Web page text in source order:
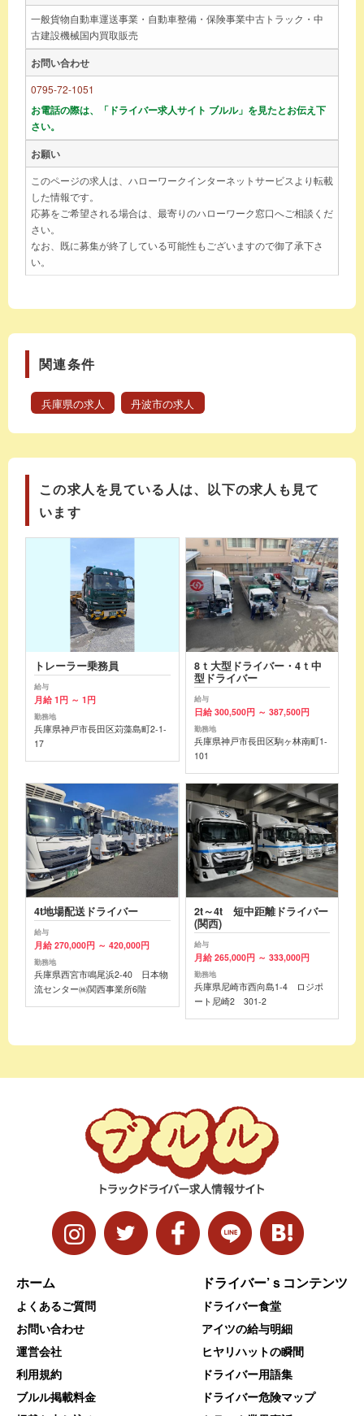
一般貨物自動車運送事業・自動車整備・保険事業中古トラック・中
古建設機械国内買取販売
お問い合わせ
0795-72-1051
お電話の際は、「ドライバー求人サイト ブルル」を見たとお伝え下
さい。
お願い
このページの求人は、ハローワークインターネットサービスより転載
した情報です。
応募をご希望される場合は、最寄りのハローワーク窓口へご相談くだ
さい。
なお、既に募集が終了している可能性もございますので御了承下さ
い。
関連条件
兵庫県の求人 丹波市の求人
この求人を見ている人は、以下の求人も見て
います
トレーラー乗務員
給与
月給 1円 ～ 1円
勤務地
兵庫県神戸市長田区苅藻島町2-1-
17
8ｔ大型ドライバー・4ｔ中
型ドライバー
給与
日給 300,500円 ～ 387,500円
勤務地
兵庫県神戸市長田区駒ヶ林南町1-
101
4t地場配送ドライバー
給与
月給 270,000円 ～ 420,000円
勤務地
兵庫県西宮市鳴尾浜2-40 日本物
流センター㈱関西事業所6階
2t～4t 短中距離ドライバー
(関西)
給与
月給 265,000円 ～ 333,000円
勤務地
兵庫県尼崎市西向島1-4 ロジポ
ート尼崎2 301-2
ホーム
よくあるご質問
お問い合わせ
運営会社
利用規約
ブルル掲載料金
ドライバー’ｓコンテンツ
ドライバー食堂
アイツの給与明細
ヒヤリハットの瞬間
ドライバー用語集
ドライバー危険マップ